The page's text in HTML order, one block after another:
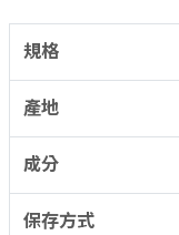
規格
產地
成分
保存方式